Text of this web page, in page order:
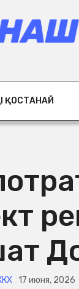
ҚОСТАНАЙ
17 июня, 2026